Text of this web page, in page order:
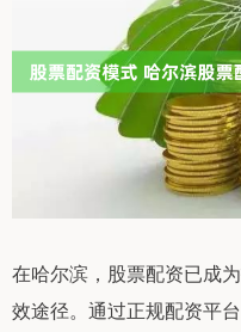
在哈尔滨，股票配资已成
效途径。通过正规配资平